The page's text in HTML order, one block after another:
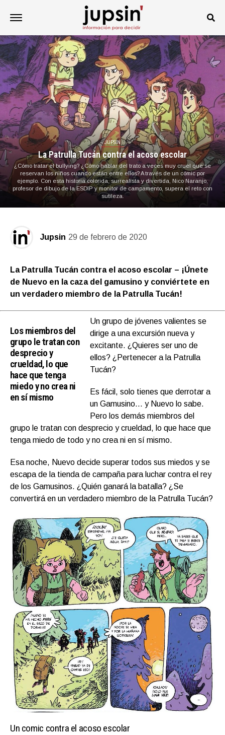
JUPSIN
La Patrulla Tucán contra el acoso escolar
¿Cómo tratar el bullying? ¿Cómo hablar del trato a veces muy cruel que se
reservan los niños cuando están entre ellos? A través de un cómic por
ejemplo. Con esta historia colorida, surrealista y divertida, Nico Naranjo,
profesor de dibujo de la ESDIP y monitor de campamento, supera el reto con
sutileza.
Jupsin 29 de febrero de 2020
La Patrulla Tucán contra el acoso escolar – ¡Únete
de Nuevo en la caza del gamusino y conviértete en
un verdadero miembro de la Patrulla Tucán!
Los miembros del
grupo le tratan con
desprecio y
crueldad, lo que
hace que tenga
miedo y no crea ni
en sí mismo
Un grupo de jóvenes valientes se
dirige a una excursión nueva y
excitante. ¿Quieres ser uno de
ellos? ¿Pertenecer a la Patrulla
Tucán?
Es fácil, solo tienes que derrotar a
un Gamusino… y Nuevo lo sabe.
Pero los demás miembros del
grupo le tratan con desprecio y crueldad, lo que hace que
tenga miedo de todo y no crea ni en sí mismo.
Esa noche, Nuevo decide superar todos sus miedos y se
escapa de la tienda de campaña para luchar contra el rey
de los Gamusinos. ¿Quién ganará la batalla? ¿Se
convertirá en un verdadero miembro de la Patrulla Tucán?
Un comic contra el acoso escolar